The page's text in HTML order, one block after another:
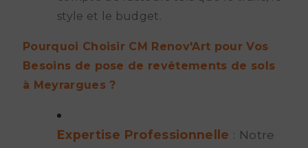
style et le budget.
Pourquoi Choisir CM Renov'Art pour Vos
Besoins de pose de revêtements de sols
à Meyrargues ?
Expertise Professionnelle : Notre